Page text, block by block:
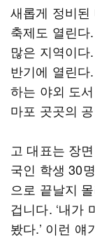
새롭게 정비
축제도 열린
많은 지역이다
반기에 열린
하는 야외 도
마포 곳곳의
고 대표는 장
국인 학생 30
으로 끝날지
겁니다. ‘내가
봤다.’ 이런